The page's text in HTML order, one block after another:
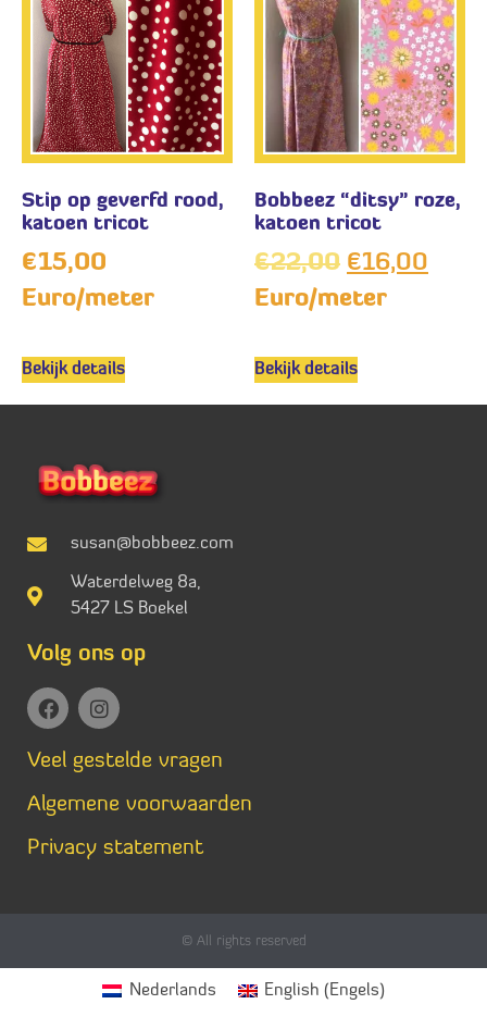
Stip op geverfd rood,
katoen tricot
€15,00
Euro/meter
Bekijk details
Bobbeez “ditsy” roze,
katoen tricot
€22,00 €16,00
Euro/meter
Bekijk details
susan@bobbeez.com
Waterdelweg 8a,
5427 LS Boekel
Volg ons op
Veel gestelde vragen
Algemene voorwaarden
Privacy statement
© All rights reserved
Nederlands English (Engels)